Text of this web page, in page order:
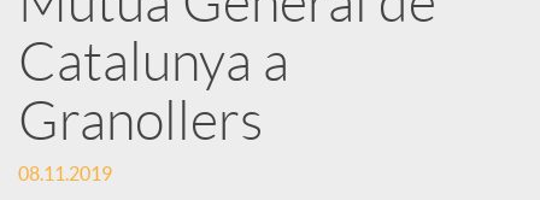
s
S
Catalunya a
Granollers
08.11.2019